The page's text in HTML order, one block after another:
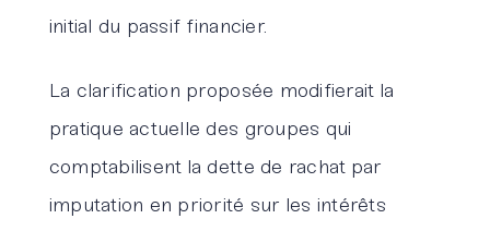
initial du passif financier.
La clarification proposée modifierait la
pratique actuelle des groupes qui
comptabilisent la dette de rachat par
imputation en priorité sur les intérêts